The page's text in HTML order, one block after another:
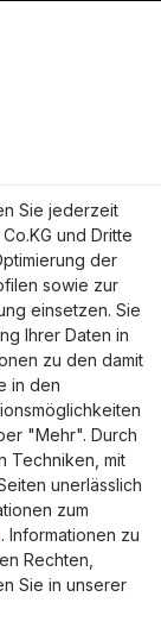
Sie jederzeit
und Dritte
der
sowie zur
einsetzen. Sie
Ihrer Daten in
zu den damit
in den
"Mehr". Durch
Techniken, mit
unerlässlich
zum
. Informationen zu
Rechten,
Sie in unserer